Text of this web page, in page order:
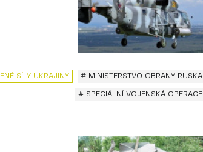
# MINISTERSTVO OBRANY RUSKA
# SPECIÁLNÍ VOJENSKÁ OPERACE
SÍLY UKRAJINY